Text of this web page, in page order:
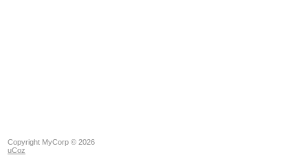
Copyright MyCorp © 2026
uCoz